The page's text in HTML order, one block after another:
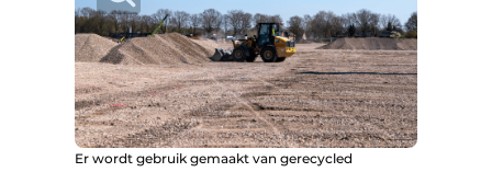
Er wordt gebruik gemaakt van gerecycled